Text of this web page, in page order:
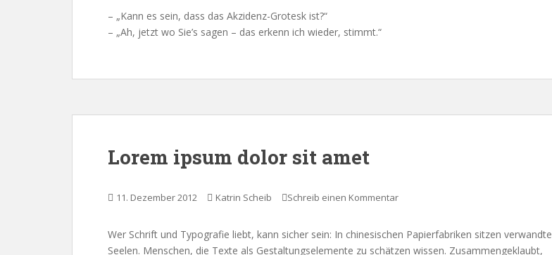
– „Kann es sein, dass das Akzidenz-Grotesk ist?“
– „Ah, jetzt wo Sie’s sagen – das erkenn ich wieder, stimmt.“
Lorem ipsum dolor sit amet
11. Dezember 2012 Katrin Scheib Schreib einen Kommentar
Wer Schrift und Typografie liebt, kann sicher sein: In chinesischen Papierfabriken sitzen verwandte
Seelen. Menschen, die Texte als Gestaltungselemente zu schätzen wissen. Zusammengeklaubt,